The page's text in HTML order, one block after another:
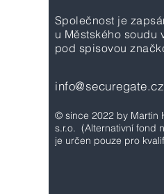
Společnost je
u Městského soudu
pod spisovou
info@securegate.cz
© since 2022 by Martin
s.r.o. (Alternativní fond
je určen pouze pro